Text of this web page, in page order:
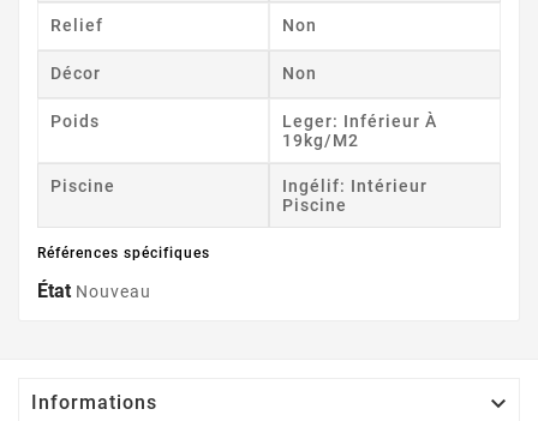
Relief Non
Décor Non
Poids
Leger: Inférieur À
19kg/m2
Piscine
Ingélif: Intérieur
Piscine
Références spécifiques
État Nouveau
Informations 